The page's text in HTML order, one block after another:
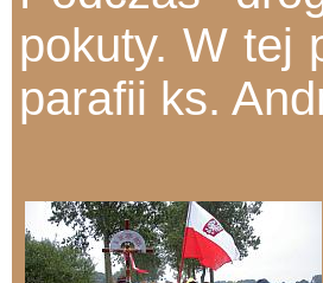
pokuty. W tej
parafii ks.